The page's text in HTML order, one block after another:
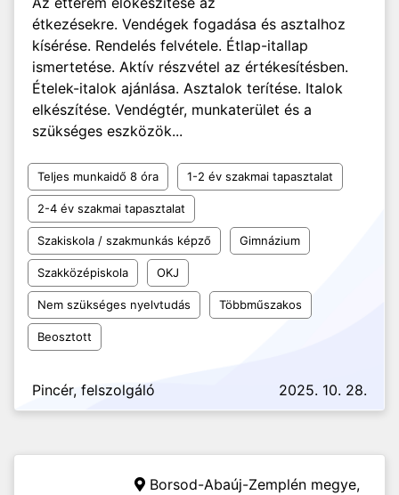
étkezésekre. Vendégek fogadása és asztalhoz
kísérése. Rendelés felvétele. Étlap-itallap
ismertetése. Aktív részvétel az értékesítésben.
Ételek-italok ajánlása. Asztalok terítése. Italok
elkészítése. Vendégtér, munkaterület és a
szükséges eszközök...
Teljes munkaidő 8 óra 1-2 év szakmai tapasztalat
2-4 év szakmai tapasztalat
Szakiskola / szakmunkás képző Gimnázium
Szakközépiskola OKJ
Nem szükséges nyelvtudás Többműszakos
Beosztott
Pincér, felszolgáló 2025. 10. 28.
Borsod-Abaúj-Zemplén megye,